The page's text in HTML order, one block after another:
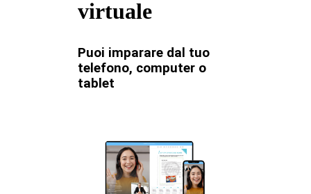
virtuale
Puoi imparare dal tuo
telefono, computer o
tablet